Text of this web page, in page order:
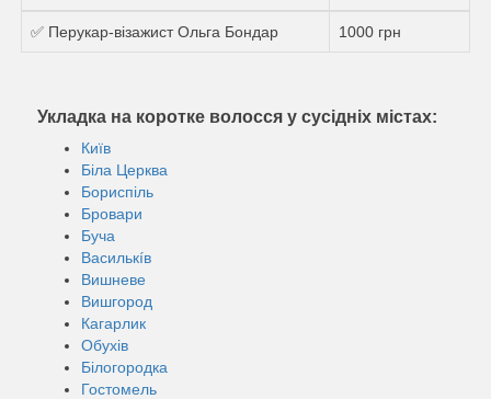
✅ Перукар-візажист Ольга Бондар 1000 грн
Укладка на коротке волосся у сусідніх містах:
Київ
Біла Церква
Бориспіль
Бровари
Буча
Василькíв
Вишневе
Вишгород
Кагарлик
Обухів
Білогородка
Гостомель